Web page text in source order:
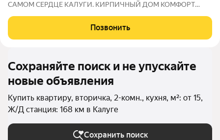
САМОМ СЕРДЦЕ КАЛУГИ. КИРПИЧНЫЙ ДОМ КОМФОРТ
НА КОМФОРТНОМ 2 ЭТАЖЕ 5 ЭТАЖНОГО ДОМА.
ИНДИВИДУАЛЬНОЕ ОТОПЛЕНИЕ, что позволяет
Позвонить
Сохраняйте поиск и не упускайте
новые объявления
Купить квартиру, вторичка, 2-комн., кухня, м²: от 15,
Ж/Д станция: 168 км в Калуге
Сохранить поиск